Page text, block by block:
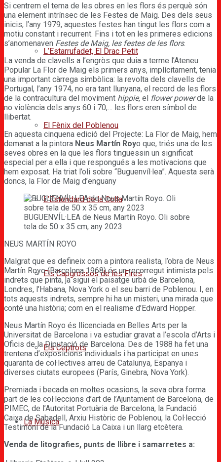
L’Estarrufadet, El Drac Petit
El Fènix del Poblenou
L’Estendard de la Colla
Els Capgrossos de les Fires
Els Ceptrots
La Música
Si centrem el tema de les obres en les flors és perquè són
una element intrínsec de les Festes de Maig. Des dels seus
inicis, l’any 1979, aquestes festes han tingut les flors com a
motiu constant i recurrent. Fins i tot en les primeres edicions
s’anomenaven Festes de Maig, les festes de les flors.
La venda de clavells a l’engròs que duia a terme l’Ateneu
Popular La Flor de Maig els primers anys, implícitament, tenia
una important càrrega simbòlica: la revolta dels clavells de
Portugal, l’any 1974, no era tant llunyana, el record de les flors
de la contracultura del moviment hippie, el flower powerde la
no violència dels anys 60 i 70,… les flors eren símbol de
llibertat.
En aquesta cinquena edició del Projecte: La Flor de Maig, hem
demanat a la pintora Neus Martín Royo que, triés una de les
seves obres en la que les flors tinguessin un significat
especial per a ella i que respongués a les motivacions que
hem exposat. Ha triat l’oli sobre “Buguenvíl·lea”. Aquesta serà
doncs, la Flor de Maig d’enguany
BUGUENVÍL·LEA de Neus Martín Royo. Oli sobre
tela de 50 x 35 cm, any 2023
NEUS MARTÍN ROYO
Malgrat que es defineix com a pintora realista, l’obra de Neus
Martín Royo (Barcelona 1968) és un recorregut intimista pels
indrets que pinta, ja sigui el paisatge urbà de Barcelona,
Londres, l’Habana, Nova York o el seu barri de Poblenou. I, en
tots aquests indrets, sempre hi ha un misteri, una mirada que
conté una història; com en el realisme d’Edward Hopper.
Neus Martín Royo és llicenciada en Belles Arts per la
Universitat de Barcelona i va estudiar gravat a l’escola d’Arts i
Oficis de la Diputació de Barcelona. Des de 1988 ha fet una
trentena d’exposicions individuals i ha participat en unes
quaranta de col·lectives arreu de Catalunya, Espanya i
diverses ciutats europees (París, Ginebra, Nova York).
Premiada i becada en moltes ocasions, la seva obra forma
part de les col·leccions d’art de l’Ajuntament de Barcelona, de
PIMEC, de l’Autoritat Portuària de Barcelona, la Fundació
Caixa de Sabadell, Arxiu Històric de Poblenou, la Col·lecció
Testimoni de la Fundació La Caixa i un llarg etcètera.
Venda de litografies, punts de llibre i samarretes a: